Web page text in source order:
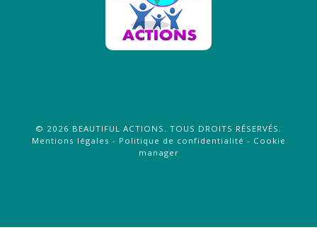
© 2026 BEAUTIFUL ACTIONS . TOUS DROITS RÉSERVÉS.
Mentions légales - Politique de confidentialité - Cookie
manager